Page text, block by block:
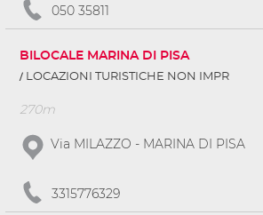
050 35811
BILOCALE MARINA DI PISA
LOCAZIONI TURISTICHE NON IMPR
270m
Via MILAZZO - MARINA DI PISA
3315776329